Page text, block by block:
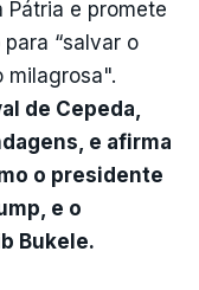
Pátria e promete
“salvar o
milagrosa".
de Cepeda,
e afirma
o presidente
e o
Bukele.